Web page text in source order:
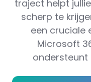
traject helpt
scherp te
een cruciale
Microsoft
ondersteunt